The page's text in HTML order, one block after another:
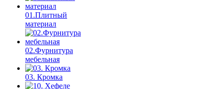
01.Плитный
материал
02.Фурнитура
мебельная
03. Кромка